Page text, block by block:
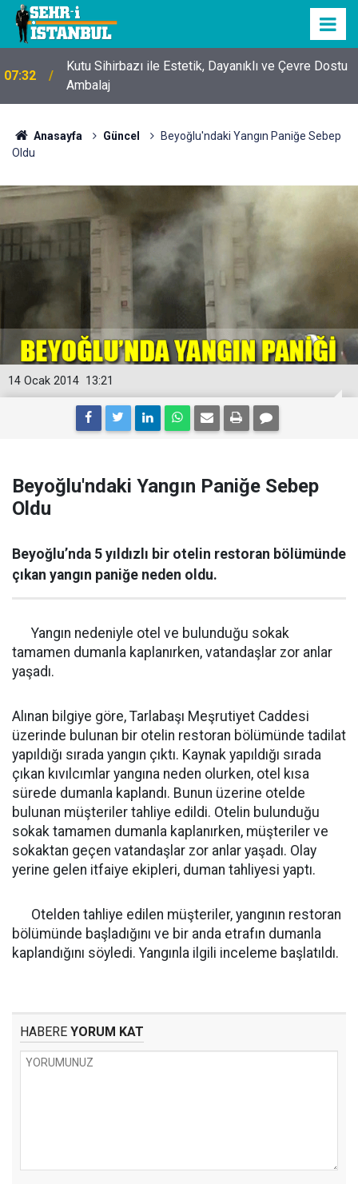
07:32
Kutu Sihirbazı ile Estetik, Dayanıklı ve Çevre Dostu
Ambalaj
Anasayfa Güncel
Beyoğlu'ndaki Yangın Paniğe Sebep
Oldu
13:21
14 Ocak 2014
Beyoğlu'ndaki Yangın Paniğe Sebep
Oldu
Beyoğlu’nda 5 yıldızlı bir otelin restoran bölümünde
çıkan yangın paniğe neden oldu.
Yangın nedeniyle otel ve bulunduğu sokak
tamamen dumanla kaplanırken, vatandaşlar zor anlar
yaşadı.
Alınan bilgiye göre, Tarlabaşı Meşrutiyet Caddesi
üzerinde bulunan bir otelin restoran bölümünde tadilat
yapıldığı sırada yangın çıktı. Kaynak yapıldığı sırada
çıkan kıvılcımlar yangına neden olurken, otel kısa
sürede dumanla kaplandı. Bunun üzerine otelde
bulunan müşteriler tahliye edildi. Otelin bulunduğu
sokak tamamen dumanla kaplanırken, müşteriler ve
sokaktan geçen vatandaşlar zor anlar yaşadı. Olay
yerine gelen itfaiye ekipleri, duman tahliyesi yaptı.
Otelden tahliye edilen müşteriler, yangının restoran
bölümünde başladığını ve bir anda etrafın dumanla
kaplandığını söyledi. Yangınla ilgili inceleme başlatıldı.
HABERE YORUM KAT